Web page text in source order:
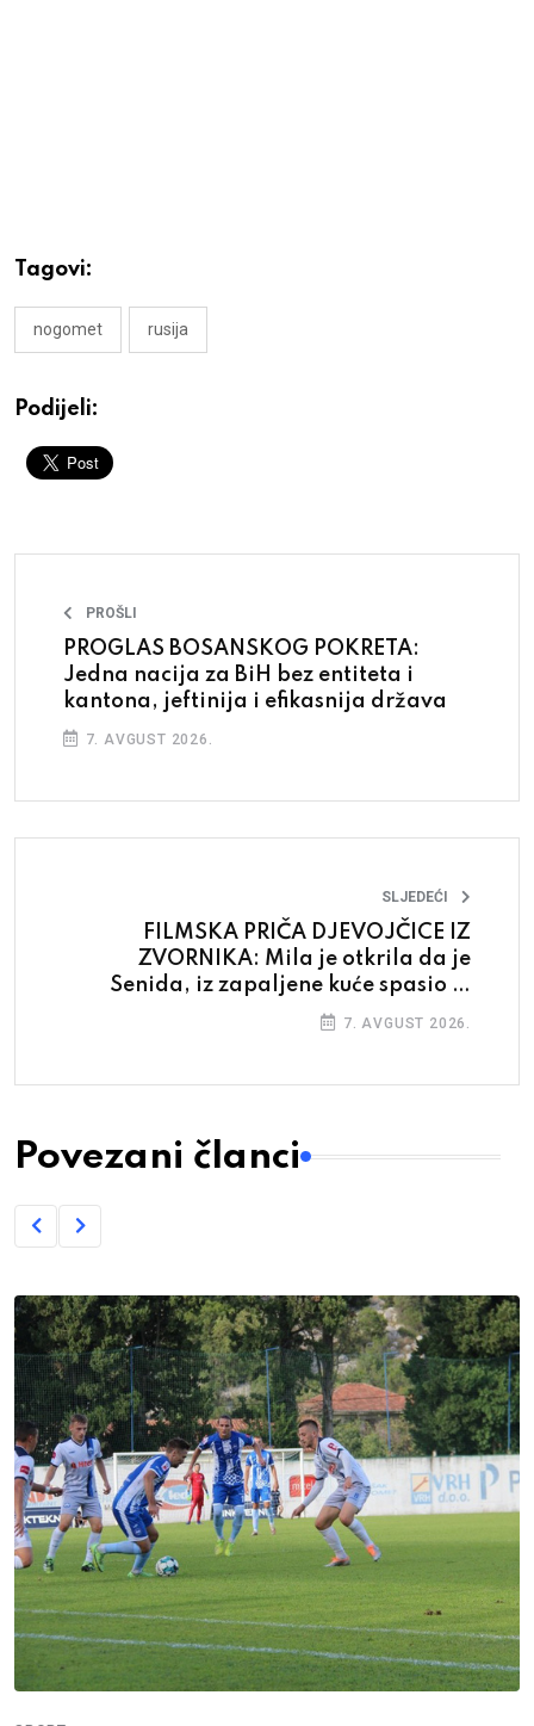
Tagovi:
nogomet rusija
Podijeli:
PROŠLI
PROGLAS BOSANSKOG POKRETA:
Jedna nacija za BiH bez entiteta i
kantona, jeftinija i efikasnija država
7. AVGUST 2026.
SLJEDEĆI
FILMSKA PRIČA DJEVOJČICE IZ
ZVORNIKA: Mila je otkrila da je
Senida, iz zapaljene kuće spasio je
7. AVGUST 2026.
Povezani članci